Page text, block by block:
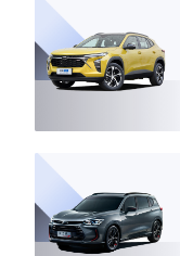
·空间表现较为优秀